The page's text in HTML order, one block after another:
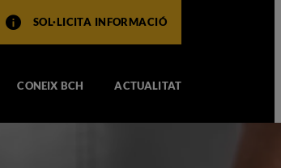
SOL·LICITA INFORMACIÓ
CONEIX BCH ACTUALITAT